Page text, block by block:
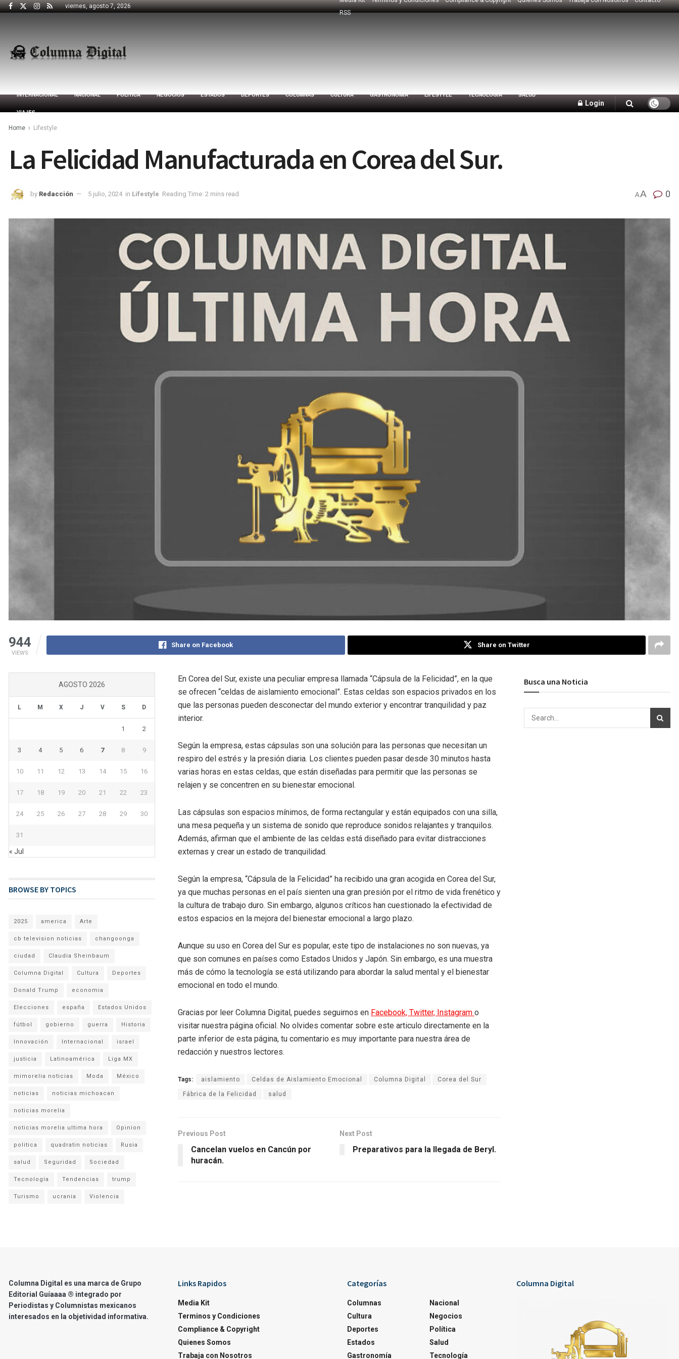
viernes, agosto 7, 2026
RSS
INTERNACIONAL NACIONAL POLÍTICA NEGOCIOS ESTADOS DEPORTES COLUMNAS CULTURA GASTRONOMÍA LIFESTYLE TECNOLOGÍA SALUD
VIAJES
Login
Home Lifestyle
La Felicidad Manufacturada en Corea del Sur.
by Redacción 5 julio, 2024 in Lifestyle Reading Time: 2 mins read AA 0
944
VIEWS
Share on Facebook Share on Twitter
En Corea del Sur, existe una peculiar empresa llamada “Cápsula de la Felicidad”, en la que
se ofrecen “celdas de aislamiento emocional”. Estas celdas son espacios privados en los
que las personas pueden desconectar del mundo exterior y encontrar tranquilidad y paz
interior.
Según la empresa, estas cápsulas son una solución para las personas que necesitan un
respiro del estrés y la presión diaria. Los clientes pueden pasar desde 30 minutos hasta
varias horas en estas celdas, que están diseñadas para permitir que las personas se
relajen y se concentren en su bienestar emocional.
Las cápsulas son espacios mínimos, de forma rectangular y están equipados con una silla,
una mesa pequeña y un sistema de sonido que reproduce sonidos relajantes y tranquilos.
Además, afirman que el ambiente de las celdas está diseñado para evitar distracciones
externas y crear un estado de tranquilidad.
Según la empresa, “Cápsula de la Felicidad” ha recibido una gran acogida en Corea del Sur,
ya que muchas personas en el país sienten una gran presión por el ritmo de vida frenético y
la cultura de trabajo duro. Sin embargo, algunos críticos han cuestionado la efectividad de
estos espacios en la mejora del bienestar emocional a largo plazo.
Aunque su uso en Corea del Sur es popular, este tipo de instalaciones no son nuevas, ya
que son comunes en países como Estados Unidos y Japón. Sin embargo, es una muestra
más de cómo la tecnología se está utilizando para abordar la salud mental y el bienestar
emocional en todo el mundo.
Gracias por leer Columna Digital, puedes seguirnos en Facebook, Twitter, Instagram o
visitar nuestra página oficial. No olvides comentar sobre este articulo directamente en la
parte inferior de esta página, tu comentario es muy importante para nuestra área de
redacción y nuestros lectores.
Tags: aislamiento Celdas de Aislamiento Emocional Columna Digital Corea del Sur
Fábrica de la Felicidad salud
Previous Post
Cancelan vuelos en Cancún por
huracán.
Next Post
Preparativos para la llegada de Beryl.
AGOSTO 2026
L M X J V S D
1 2
3 4 5 6 7 8 9
10 11 12 13 14 15 16
17 18 19 20 21 22 23
24 25 26 27 28 29 30
31
« Jul
BROWSE BY TOPICS
2025 america Arte
cb television noticias changoonga
ciudad Claudia Sheinbaum
Columna Digital Cultura Deportes
Donald Trump economia
Elecciones españa Estados Unidos
fútbol gobierno guerra Historia
Innovación Internacional israel
justicia Latinoamérica Liga MX
mimorelia noticias Moda México
noticias noticias michoacan
noticias morelia
noticias morelia ultima hora Opinion
politica quadratin noticias Rusia
salud Seguridad Sociedad
Tecnología Tendencias trump
Turismo ucrania Violencia
Busca una Noticia
Columna Digital es una marca de Grupo
Editorial Guíaaaa ® integrado por
Periodistas y Columnistas mexicanos
interesados en la objetividad informativa.
Links Rapidos
Media Kit
Terminos y Condiciones
Compliance & Copyright
Quienes Somos
Trabaja con Nosotros
Categorías
Columnas
Cultura
Deportes
Estados
Gastronomía
Nacional
Negocios
Política
Salud
Tecnología
Columna Digital